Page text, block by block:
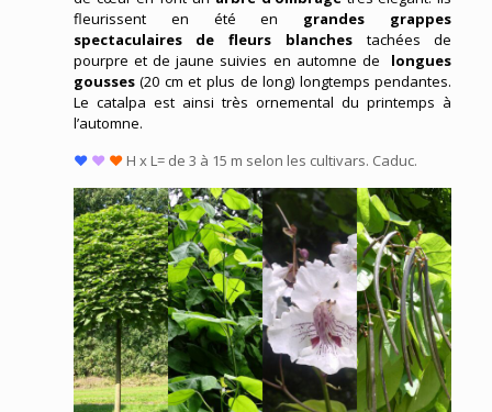
fleurissent en été en grandes grappes
spectaculaires de fleurs blanchestachées de
pourpre et de jaune suivies en automne de longues
gousses(20 cm et plus de long) longtemps pendantes.
Le catalpa est ainsi très ornemental du printemps à
l’automne.
♥ ♥ ♥ H x L= de 3 à 15 m selon les cultivars. Caduc.